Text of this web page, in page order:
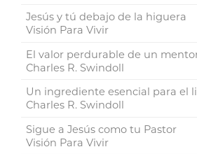
Jesús y tú debajo de la higuera
Visión Para Vivir
El valor perdurable de un
Charles R. Swindoll
Un ingrediente esencial para el
Charles R. Swindoll
Sigue a Jesús como tu Pastor
Visión Para Vivir